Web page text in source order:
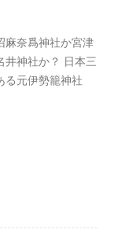
麻奈爲神社か宮津
神社か？ 日本三
る元伊勢籠神社